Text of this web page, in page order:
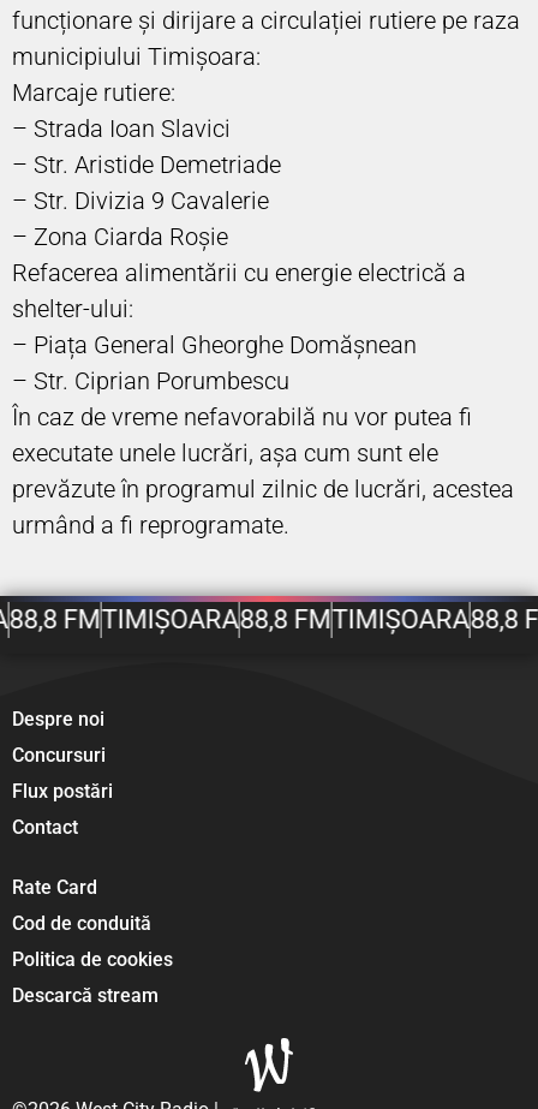
funcționare și dirijare a circulației rutiere pe raza
municipiului Timișoara:
Marcaje rutiere:
– Strada Ioan Slavici
– Str. Aristide Demetriade
– Str. Divizia 9 Cavalerie
– Zona Ciarda Roșie
Refacerea alimentării cu energie electrică a
shelter-ului:
– Piața General Gheorghe Domășnean
– Str. Ciprian Porumbescu
În caz de vreme nefavorabilă nu vor putea fi
executate unele lucrări, așa cum sunt ele
prevăzute în programul zilnic de lucrări, acestea
urmând a fi reprogramate.
88,8 FMTIMIȘOARA88,8 FMTIMIȘOARA88,8
Despre noi
Concursuri
Flux postări
Contact
Rate Card
Cod de conduită
Politica de cookies
Descarcă stream